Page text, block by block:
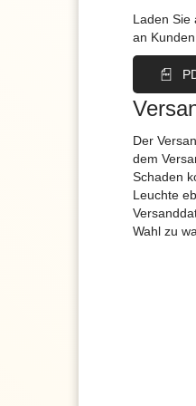
Laden Sie
an
Der
dem
Schaden
Leuchte
Wahl zu